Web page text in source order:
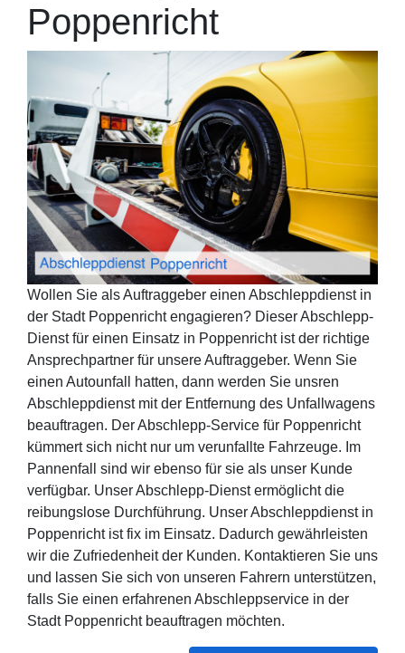
Poppenricht
Wollen Sie als Auftraggeber einen Abschleppdienst in
der Stadt Poppenricht engagieren? Dieser Abschlepp-
Dienst für einen Einsatz in Poppenricht ist der richtige
Ansprechpartner für unsere Auftraggeber. Wenn Sie
einen Autounfall hatten, dann werden Sie unsren
Abschleppdienst mit der Entfernung des Unfallwagens
beauftragen. Der Abschlepp-Service für Poppenricht
kümmert sich nicht nur um verunfallte Fahrzeuge. Im
Pannenfall sind wir ebenso für sie als unser Kunde
verfügbar. Unser Abschlepp-Dienst ermöglicht die
reibungslose Durchführung. Unser Abschleppdienst in
Poppenricht ist fix im Einsatz. Dadurch gewährleisten
wir die Zufriedenheit der Kunden. Kontaktieren Sie uns
und lassen Sie sich von unseren Fahrern unterstützen,
falls Sie einen erfahrenen Abschleppservice in der
Stadt Poppenricht beauftragen möchten.